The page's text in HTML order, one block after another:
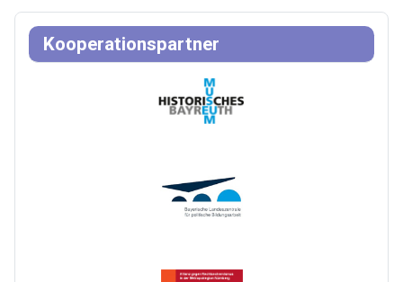
Kooperationspartner